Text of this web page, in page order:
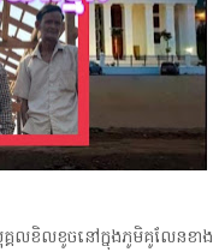
បុគ្គលខិលខូចនៅក្នុងភូមិគូលែនខាង